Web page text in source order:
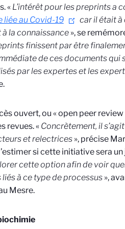
« L’intérêt pour les preprints a
liée au Covid-19
car il était
la connaissance », se
finissent par être
de ces documents
par les expertes et les
ouvert, ou « open peer
revues. « Concrètement, il
et relectrices », précise
si cette initiative sera un
cette option afin de voir
à ce type de processus»,
Mesre.